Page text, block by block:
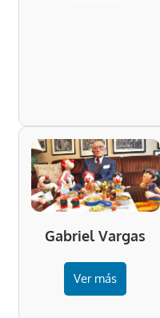
Gabriel Vargas
Ver más